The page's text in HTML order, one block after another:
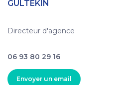
GULTEKIN
Directeur d'agence
06 93 80 29 16
Envoyer un email